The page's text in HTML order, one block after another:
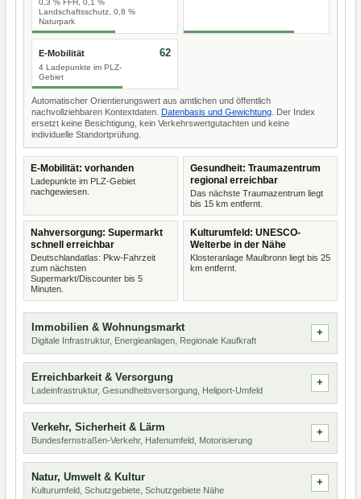
0,3 % FFH, 0,1 %
Landschaftsschutz, 0,8 %
Naturpark
E-Mobilität
4 Ladepunkte im PLZ-
Gebiet
62
Automatischer Orientierungswert aus amtlichen und öffentlich
nachvollziehbaren Kontextdaten. Datenbasis und Gewichtung . Der Index
ersetzt keine Besichtigung, kein Verkehrswertgutachten und keine
individuelle Standortprüfung.
E-Mobilität: vorhanden
Ladepunkte im PLZ-Gebiet
nachgewiesen.
Gesundheit: Traumazentrum
regional erreichbar
Das nächste Traumazentrum liegt
bis 15 km entfernt.
Nahversorgung: Supermarkt
schnell erreichbar
Deutschlandatlas: Pkw-Fahrzeit
zum nächsten
Supermarkt/Discounter bis 5
Minuten.
Kulturumfeld: UNESCO-
Welterbe in der Nähe
Klosteranlage Maulbronn liegt bis 25
km entfernt.
Immobilien & Wohnungsmarkt
Digitale Infrastruktur, Energieanlagen, Regionale Kaufkraft
Erreichbarkeit & Versorgung
Ladeinfrastruktur, Gesundheitsversorgung, Heliport-Umfeld
Verkehr, Sicherheit & Lärm
Bundesfernstraßen-Verkehr, Hafenumfeld, Motorisierung
Natur, Umwelt & Kultur
Kulturumfeld, Schutzgebiete, Schutzgebiete Nähe